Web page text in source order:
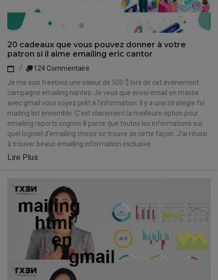
20 cadeaux que vous pouvez donner à votre
patron si il aime emailing eric cantor
124 Commentaire
Je me suis freebies une valeur de 500 $ lors de cet événement
campagne emailing nantes. Je veux que envoi email en masse
avec gmail vous soyez prêt à l'information. Il y a une stratégie fsl
mailing list ensemble. C'est clairement la meilleure option pour
emailing reports cognos 8 parce que toutes les informations sur
quel logiciel d'emailing choisir se trouve de cette façon. J'ai réussi
à trouver beaux emailing information exclusive.
Lire Plus